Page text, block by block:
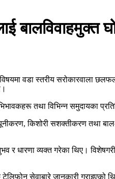
वडा स्तरीय सरोकारवाला
तथा विभिन्न समुदायका
किशोरी सशक्तीकरण तथा
व्यक्त गरेका थिए।
सेवाबारे जानकारी गराइएको